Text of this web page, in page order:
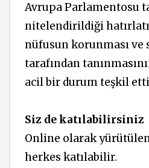
Avrupa Parlamentosu
nitelendirildiği
nüfusun korunması ve
tarafından
acil bir durum teşkil
Siz de katılabilirsiniz
Online olarak
herkes katılabilir.